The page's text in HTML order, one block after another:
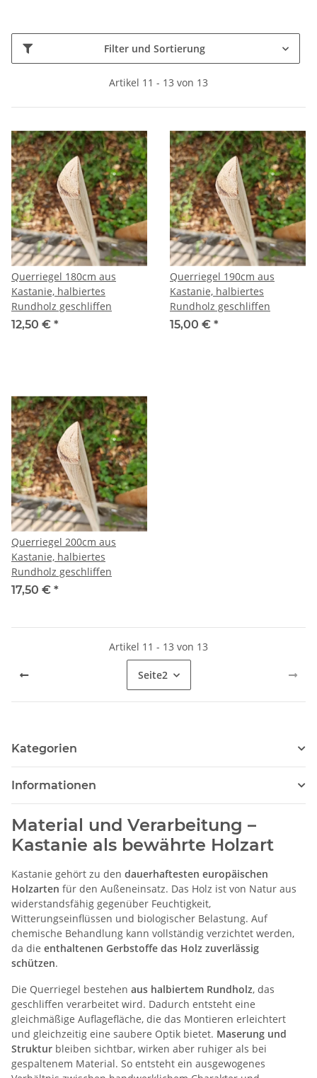
Filter und Sortierung
Artikel 11 - 13 von 13
Querriegel 180cm aus
Kastanie, halbiertes
Rundholz geschliffen
12,50 € *
Querriegel 190cm aus
Kastanie, halbiertes
Rundholz geschliffen
15,00 € *
Querriegel 200cm aus
Kastanie, halbiertes
Rundholz geschliffen
17,50 € *
Artikel 11 - 13 von 13
Seite2
Kategorien
Informationen
Material und Verarbeitung –
Kastanie als bewährte Holzart
Kastanie gehört zu den dauerhaftesten europäischen
Holzarten für den Außeneinsatz. Das Holz ist von Natur aus
widerstandsfähig gegenüber Feuchtigkeit,
Witterungseinflüssen und biologischer Belastung. Auf
chemische Behandlung kann vollständig verzichtet werden,
da die enthaltenen Gerbstoffe das Holz zuverlässig
schützen.
Die Querriegel bestehen aus halbiertem Rundholz, das
geschliffen verarbeitet wird. Dadurch entsteht eine
gleichmäßige Auflagefläche, die das Montieren erleichtert
und gleichzeitig eine saubere Optik bietet. Maserung und
Struktur bleiben sichtbar, wirken aber ruhiger als bei
gespaltenem Material. So entsteht ein ausgewogenes